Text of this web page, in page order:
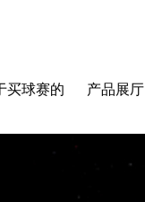
买球赛的 产品展厅